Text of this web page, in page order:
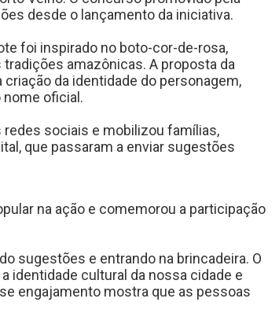
desde o lançamento da iniciativa.
foi inspirado no boto-cor-de-rosa,
amazônicas. A proposta da
da identidade do personagem,
oficial.
sociais e mobilizou famílias,
que passaram a enviar sugestões
na ação e comemorou a participação
sugestões e entrando na brincadeira. O
identidade cultural da nossa cidade e
engajamento mostra que as pessoas